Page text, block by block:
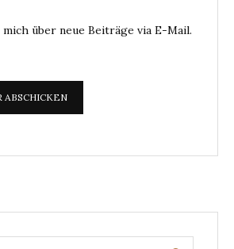
über neue Beiträge via E-Mail.